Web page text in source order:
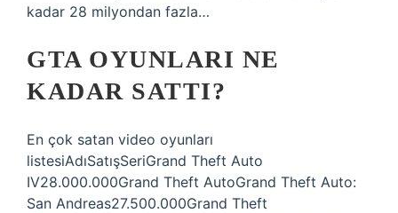
kadar 28 milyondan fazla…
GTA OYUNLARI NE
KADAR SATTI?
En çok satan video oyunları
listesiAdıSatışSeriGrand Theft Auto
IV28.000.000Grand Theft AutoGrand Theft Auto:
San Andreas27.500.000Grand Theft